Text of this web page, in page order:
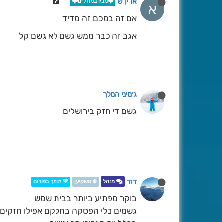
א
אם זה במכם זה מדיד
אגב זה כבר ממש גשם לא גשם קל
ג׳מיני המלך
גשם די חזק בירושלים
דוד מנהל ❄️ משקיען 💖 תומך בפורום
בוקר מפתיע ביותר בבית שמש
גשמים בלי הפסקה בחלקם אפילו חזקים